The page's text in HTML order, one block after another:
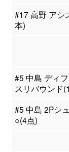
#17 高野 アシ
本)
#5 中島 ディ
スリバウンド
#5 中島 2Pシ
○(4点)